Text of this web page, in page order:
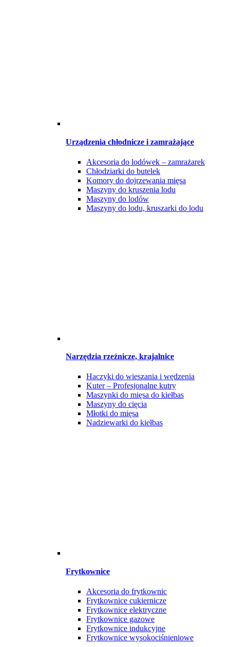
Urządzenia chłodnicze i zamrażające
Akcesoria do lodówek – zamrażarek
Chłodziarki do butelek
Komory do dojrzewania mięsa
Maszyny do kruszenia lodu
Maszyny do lodów
Maszyny do lodu, kruszarki do lodu
Narzędzia rzeźnicze, krajalnice
Haczyki do wieszania i wędzenia
Kuter – Profesjonalne kutry
Maszynki do mięsa do kiełbas
Maszyny do cięcia
Młotki do mięsa
Nadziewarki do kiełbas
Frytkownice
Akcesoria do frytkownic
Frytkownice cukiernicze
Frytkownice elektryczne
Frytkownice gazowe
Frytkownice indukcyjne
Frytkownice wysokociśnieniowe